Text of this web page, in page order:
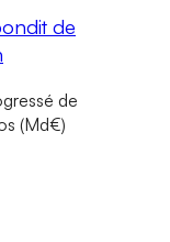
de
de
(Md€)